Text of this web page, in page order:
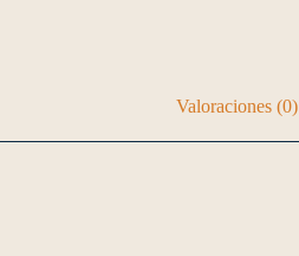
Valoraciones (0)